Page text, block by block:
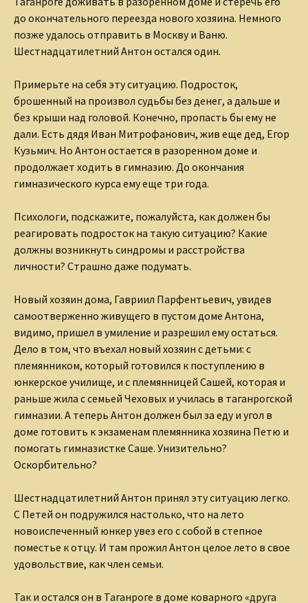
до окончательного переезда нового хозяина. Немного
позже удалось отправить в Москву и Ваню.
Шестнадцатилетний Антон остался один.
Примерьте на себя эту ситуацию. Подросток,
брошенный на произвол судьбы без денег, а дальше и
без крыши над головой. Конечно, пропасть бы ему не
дали. Есть дядя Иван Митрофанович, жив еще дед, Егор
Кузьмич. Но Антон остается в разоренном доме и
продолжает ходить в гимназию. До окончания
гимназического курса ему еще три года.
Психологи, подскажите, пожалуйста, как должен бы
реагировать подросток на такую ситуацию? Какие
должны возникнуть синдромы и расстройства
личности? Страшно даже подумать.
Новый хозяин дома, Гавриил Парфентьевич, увидев
самоотверженно живущего в пустом доме Антона,
видимо, пришел в умиление и разрешил ему остаться.
Дело в том, что въехал новый хозяин с детьми: с
племянником, который готовился к поступлению в
юнкерское училище, и с племянницей Сашей, которая и
раньше жила с семьей Чеховых и училась в таганрогской
гимназии. А теперь Антон должен был за еду и угол в
доме готовить к экзаменам племянника хозяина Петю и
помогать гимназистке Саше. Унизительно?
Оскорбительно?
Шестнадцатилетний Антон принял эту ситуацию легко.
С Петей он подружился настолько, что на лето
новоиспеченный юнкер увез его с собой в степное
поместье к отцу. И там прожил Антон целое лето в свое
удовольствие, как член семьи.
Так и остался он в Таганроге в доме коварного «друга